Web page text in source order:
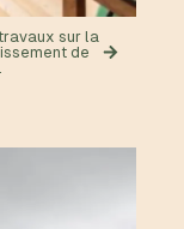
sur la
de